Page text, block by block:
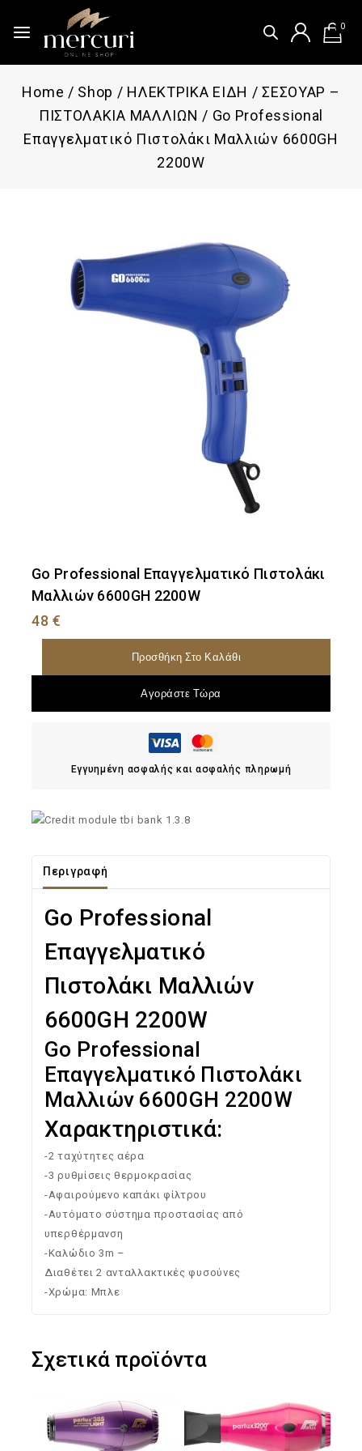
0
Home / Shop / ΗΛΕΚΤΡΙΚΑ ΕΙΔΗ / ΣΕΣΟΥΑΡ –
ΠΙΣΤΟΛΑΚΙΑ ΜΑΛΛΙΩΝ / Go Professional
Επαγγελματικό Πιστολάκι Μαλλιών 6600GH
2200W
Go Professional Επαγγελματικό Πιστολάκι
Μαλλιών 6600GH 2200W
48€
Προσθήκη Στο Καλάθι
Αγοράστε Τώρα
Εγγυημένη ασφαλής και ασφαλής πληρωμή
Περιγραφή
Go Professional
Επαγγελματικό
Πιστολάκι Μαλλιών
6600GH 2200W
Go Professional
Επαγγελματικό Πιστολάκι
Μαλλιών 6600GH 2200W
Χαρακτηριστικά:
-2 ταχύτητες αέρα
-3 ρυθμίσεις θερμοκρασίας
-Αφαιρούμενο καπάκι φίλτρου
-Αυτόματο σύστημα προστασίας από
υπερθέρμανση
-Kαλώδιο 3m –
Διαθέτει 2 ανταλλακτικές φυσούνες
-Χρώμα: Μπλε
Σχετικά προϊόντα